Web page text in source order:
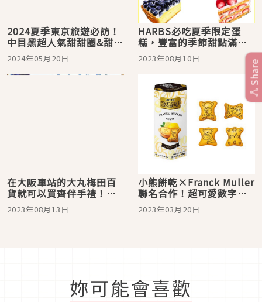
2024夏季東京旅遊必訪！
中目黑超人氣甜甜圈&甜點
店推薦7選
2024年05月20日
HARBS必吃夏季限定蛋
糕，豐富的季節甜點滿足
你的味蕾！
2023年08月10日
在大阪車站的大丸梅田百
貨就可以買齊伴手禮！
2023年夏天日本超人氣甜
點攻略
2023年08月13日
小熊餅乾×Franck Muller
聯名合作！超可愛數字包
裝與24種餅乾圖案
2023年03月20日
妳可能會喜歡
Share